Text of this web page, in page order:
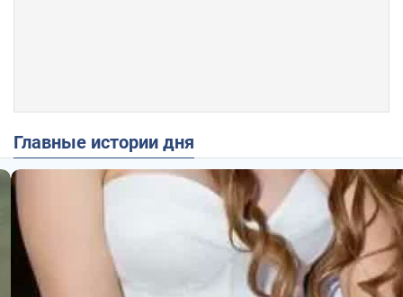
Главные истории дня